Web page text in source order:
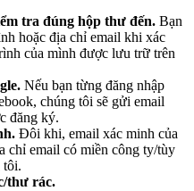
tra đúng hộp thư đến. Bạn
hoặc địa chỉ email khi xác
của mình được lưu trữ trên
Nếu bạn từng đăng nhập
chúng tôi sẽ gửi email
đăng ký.
Đôi khi, email xác minh của
chỉ email có miền công ty/tùy
tôi.
thư rác.